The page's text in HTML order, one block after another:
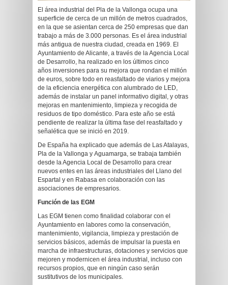
El área industrial del Pla de la Vallonga ocupa una
superficie de cerca de un millón de metros cuadrados,
en la que se asientan cerca de 250 empresas que dan
trabajo a más de 3.000 personas. Es el área industrial
más antigua de nuestra ciudad, creada en 1969. El
Ayuntamiento de Alicante, a través de la Agencia Local
de Desarrollo, ha realizado en los últimos cinco
años inversiones para su mejora que rondan el millón
de euros, sobre todo en reasfaltado de viarios y mejora
de la eficiencia energética con alumbrado de LED,
además de instalar un panel informativo digital, y otras
mejoras en mantenimiento, limpieza y recogida de
residuos de tipo doméstico. Para este año se está
pendiente de realizar la última fase del reasfaltado y
señalética que se inició en 2019.
De España ha explicado que además de Las Atalayas,
Pla de la Vallonga y Aguamarga, se trabaja también
desde la Agencia Local de Desarrollo para crear
nuevos entes en las áreas industriales del Llano del
Espartal y en Rabasa en colaboración con las
asociaciones de empresarios.
Función de las EGM
Las EGM tienen como finalidad colaborar con el
Ayuntamiento en labores como la conservación,
mantenimiento, vigilancia, limpieza y prestación de
servicios básicos, además de impulsar la puesta en
marcha de infraestructuras, dotaciones y servicios que
mejoren y modernicen el área industrial, incluso con
recursos propios, que en ningún caso serán
sustitutivos de los municipales.